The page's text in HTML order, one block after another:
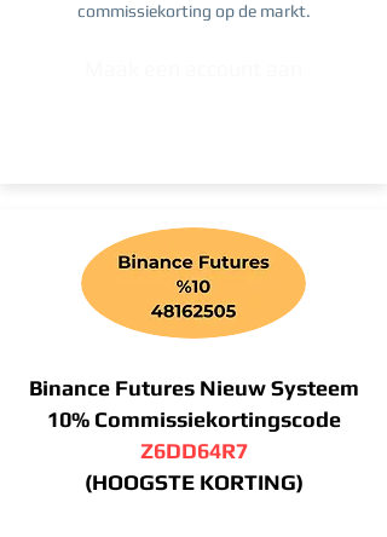
commissiekorting op de markt.
Binance Futures Nieuw Systeem
10% Commissiekortingscode
Z6DD64R7
(HOOGSTE KORTING)